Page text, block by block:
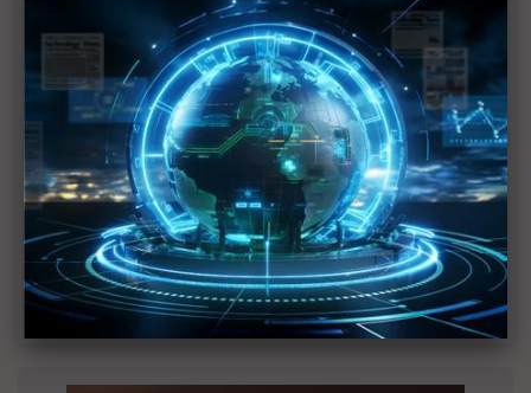
2027全年記憶體產能提前售罄 買家「祕而不
宣」只怕買不夠
英特爾EMIB良率達標 聯發科第2代ASIC產品
2028準時量產
SpaceX晶片採購大轉向 Elon Musk捨超微全面
採用NVIDIA
光進銅退更明確？ 聯發科估SerDes 448G為銅
線「最終戰場」